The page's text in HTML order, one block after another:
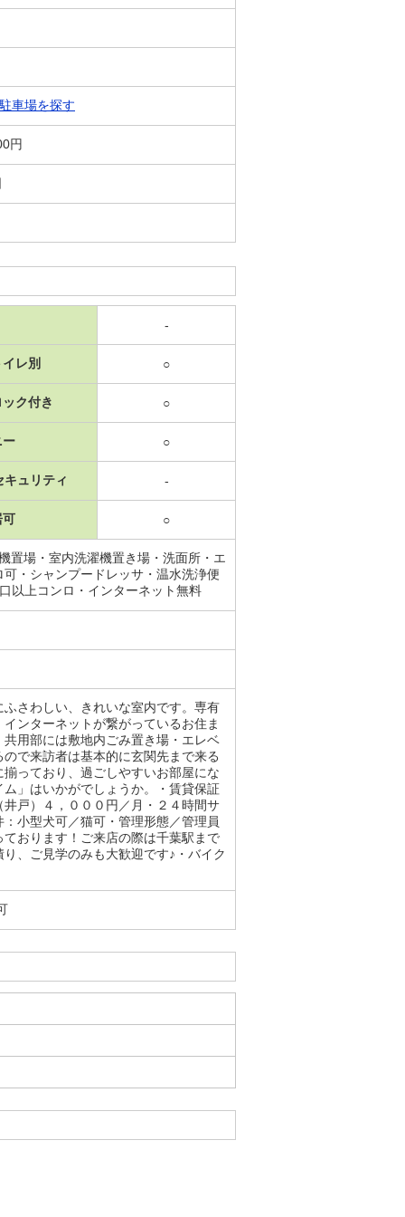
車場を探す
円
-
レ別 ○
ク付き ○
ー ○
キュリティ -
可 ○
置場・室内洗濯機置き場・洗面所・エ
・シャンプードレッサ・温水洗浄便
以上コンロ・インターネット無料
さわしい、きれいな室内です。専有
ンターネットが繋がっているお住ま
用部には敷地内ごみ置き場・エレベ
で来訪者は基本的に玄関先まで来る
っており、過ごしやすいお部屋にな
」はいかがでしょうか。・賃貸保証
戸）４，０００円／月・２４時間サ
小型犬可／猫可・管理形態／管理員
おります！ご来店の際は千葉駅まで
、ご見学のみも大歓迎です♪・バイク